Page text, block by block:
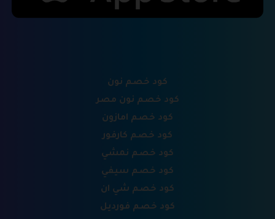
كود خصم نون
كود خصم نون مصر
كود خصم امازون
كود خصم كارفور
كود خصم نمشي
كود خصم سيفي
كود خصم شي ان
كود خصم فورديل